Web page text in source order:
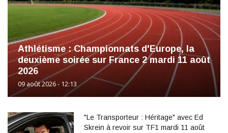
Athlétisme : Championnats d'Europe, la
deuxième soirée sur France 2 mardi 11 août
2026
09 août 2026 - 12:13
"Le Transporteur : Héritage" avec Ed
Skrein à revoir sur TF1 mardi 11 août